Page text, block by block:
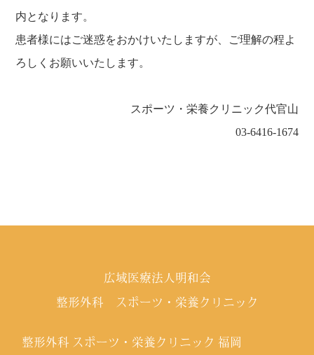
内となります。
患者様にはご迷惑をおかけいたしますが、ご理解の程よ
ろしくお願いいたします。
スポーツ・栄養クリニック代官山
03-6416-1674
広域医療法人明和会
整形外科 スポーツ・栄養クリニック
整形外科 スポーツ・栄養クリニック 福岡